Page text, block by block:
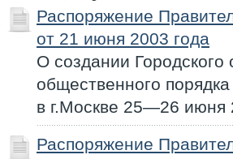
Распоряжение
от 21 июня 2003 года
О создании
общественного
в г.Москве 25—26 июня
Распоряжение